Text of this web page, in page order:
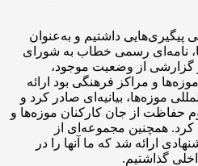
پیگیری‌هایی داشتیم و به‌عنوان
نامه‌ای رسمی خطاب به شورای
و گزارشی از وضعیت موجود،
و مراکز فرهنگی بود ارائه
موزه‌ها، بیانیه‌ای صادر کرد و
حفاظت از جان کارکنان موزه‌ها و
کرد. همچنین مجموعه‌ای از
ارائه شد که ما آنها را در
گذاشتیم.